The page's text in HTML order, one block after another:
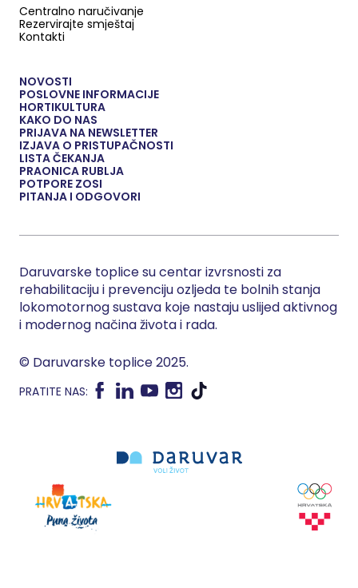
Centralno naručivanje
Rezervirajte smještaj
Kontakti
NOVOSTI
POSLOVNE INFORMACIJE
HORTIKULTURA
KAKO DO NAS
PRIJAVA NA NEWSLETTER
IZJAVA O PRISTUPAČNOSTI
LISTA ČEKANJA
PRAONICA RUBLJA
POTPORE ZOSI
PITANJA I ODGOVORI
Daruvarske toplice su centar izvrsnosti za
rehabilitaciju i prevenciju ozljeda te bolnih stanja
lokomotornog sustava koje nastaju uslijed aktivnog
i modernog načina života i rada.
© Daruvarske toplice 2025.
PRATITE NAS: